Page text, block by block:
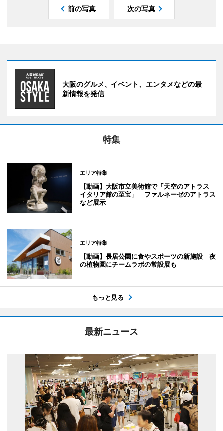
前の写真 次の写真
大阪のグルメ、イベント、エンタメなどの最
新情報を発信
特集
エリア特集
【動画】大阪市立美術館で「天空のアトラス
イタリア館の至宝」 ファルネーゼのアトラス
など展示
エリア特集
【動画】長居公園に食やスポーツの新施設 夜
の植物園にチームラボの常設展も
もっと見る
最新ニュース